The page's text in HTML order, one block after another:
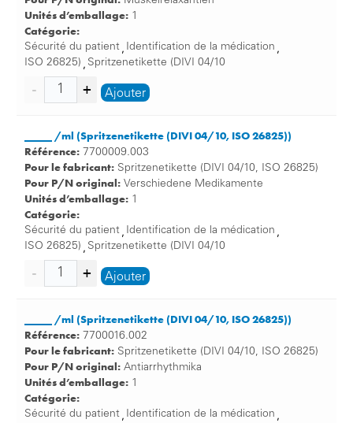
La sécurité du patient: Les bracelets de patients et le
marquage des médicaments dans la pratique
Une chose est claire: avec les produits appropriés pour la
sécurité du patient, il y a nettement moins d’erreurs!
La sécurité des patients commence déjà pour les
nouveau-nés qui reçoivent le bracelet typique avec
leur nom autour du poignet. Celui-ci permet
d’exclure toute confusion pour que chaque maman
reçoive son bébé.
Les bracelets d’identification jouent également un
grand rôle pour les enfants, les jeunes et les
adultes car ils doivent visualiser le nom, les
données du patient, son numéro d’assurance et
contre une substance précise, ceci est un point
important à marquer sur le bracelet. Le médecin
voit directement cette information qui est portée
par le patient, de sorte qu’il n’a pas besoin de
compulser son dossier – un gain de temps
inestimable en cas de danger.
Unités d’emballage: 1
Catégorie:
Sécurité du patient , Identification de la médication ,
ISO 26825) , Spritzenetikette (DIVI 04/10
Ajouter
_____ /ml (Spritzenetikette (DIVI 04/10, ISO 26825))
Référence: 7700009.003
Pour le fabricant: Spritzenetikette (DIVI 04/10, ISO 26825)
Pour P/N original: Verschiedene Medikamente
Unités d’emballage: 1
Catégorie:
Sécurité du patient , Identification de la médication ,
ISO 26825) , Spritzenetikette (DIVI 04/10
Ajouter
_____ /ml (Spritzenetikette (DIVI 04/10, ISO 26825))
Référence: 7700016.002
Pour le fabricant: Spritzenetikette (DIVI 04/10, ISO 26825)
Pour P/N original: Antiarrhythmika
Unités d’emballage: 1
Catégorie:
Sécurité du patient , Identification de la médication ,